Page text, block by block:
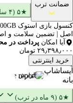
ضمانت ترب
★۵ (۴ سال در ترب)
کنسول بازی استوک PS4 Slim 500GB اکانتی
اصل | تضمین سلامت و اصالت با
آیا امکان پرداخت در
۲۹٫۳۹۸٫۰۰۰ تومان
خرید اینترنتی
آیساشاپ
بانه
گزارش
★۵ (۹ ماه در ترب)